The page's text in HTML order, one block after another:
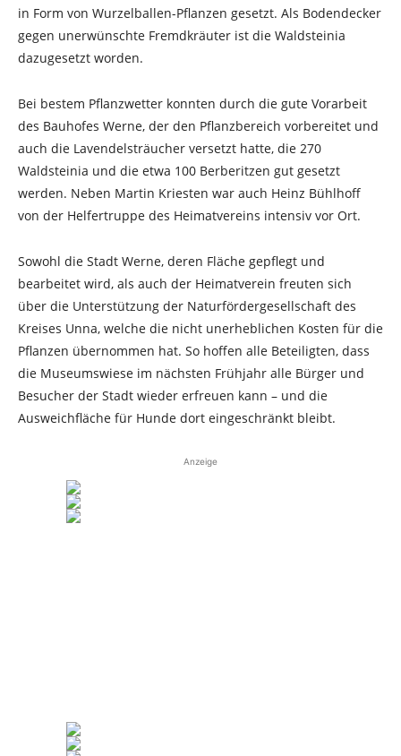
in Form von Wurzelballen-Pflanzen gesetzt. Als Bodendecker
gegen unerwünschte Fremdkräuter ist die Waldsteinia
dazugesetzt worden.
Bei bestem Pflanzwetter konnten durch die gute Vorarbeit
des Bauhofes Werne, der den Pflanzbereich vorbereitet und
auch die Lavendelsträucher versetzt hatte, die 270
Waldsteinia und die etwa 100 Berberitzen gut gesetzt
werden. Neben Martin Kriesten war auch Heinz Bühlhoff
von der Helfertruppe des Heimatvereins intensiv vor Ort.
Sowohl die Stadt Werne, deren Fläche gepflegt und
bearbeitet wird, als auch der Heimatverein freuten sich
über die Unterstützung der Naturfördergesellschaft des
Kreises Unna, welche die nicht unerheblichen Kosten für die
Pflanzen übernommen hat. So hoffen alle Beteiligten, dass
die Museumswiese im nächsten Frühjahr alle Bürger und
Besucher der Stadt wieder erfreuen kann – und die
Ausweichfläche für Hunde dort eingeschränkt bleibt.
Anzeige